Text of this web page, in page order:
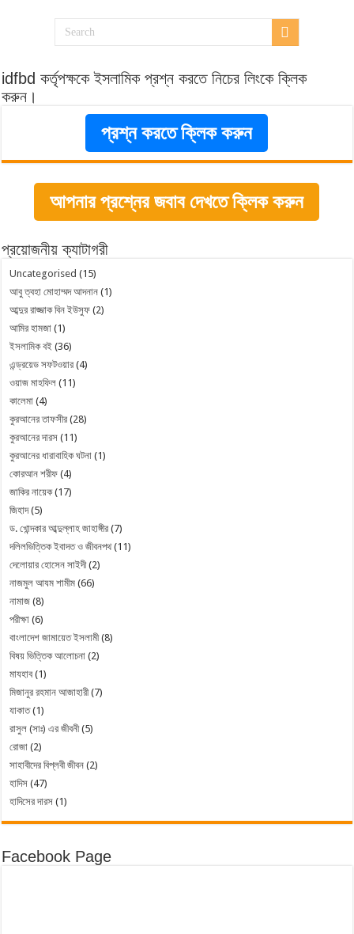
idfbd কর্তৃপক্ষকে ইসলামিক প্রশ্ন করতে নিচের লিংকে ক্লিক
করুন।
প্রশ্ন করতে ক্লিক করুন
আপনার প্রশ্নের জবাব দেখতে ক্লিক করুন
প্রয়োজনীয় ক্যাটাগরী
Uncategorised (15)
আবু ত্বহা মোহাম্মদ আদনান (1)
আব্দুর রাজ্জাক বিন ইউসুফ (2)
আমির হামজা (1)
ইসলামিক বই (36)
এন্ড্রয়েড সফটওয়ার (4)
ওয়াজ মাহফিল (11)
কালেমা (4)
কুরআনের তাফসীর (28)
কুরআনের দারস (11)
কুরআনের ধারাবাহিক ঘটনা (1)
কোরআন শরীফ (4)
জাকির নায়েক(17)
জিহাদ(5)
ড. খোন্দকার আব্দুল্লাহ জাহাঙ্গীর (7)
দলিলভিত্তিক ইবাদত ও জীবনপথ(11)
দেলোয়ার হোসেন সাইদী(2)
নাজমুল আযম শামীম (66)
নামাজ (8)
পরীক্ষা (6)
বাংলাদেশ জামায়েত ইসলামী(8)
বিষয় ভিত্তিক আলোচনা (2)
মাযহাব (1)
মিজানুর রহমান আজাহারী(7)
যাকাত(1)
রাসুল (সাঃ) এর জীবনী(5)
রোজা (2)
সাহাবীদের বিপ্লবী জীবন (2)
হাদিস (47)
হাদিসের দারস (1)
Facebook Page